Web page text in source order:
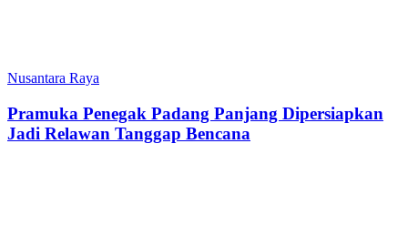
Nusantara Raya
Pramuka Penegak Padang Panjang Dipersiapkan
Jadi Relawan Tanggap Bencana